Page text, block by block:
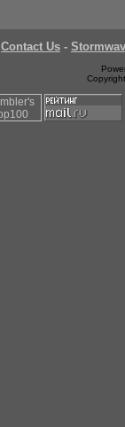
Contact Us -